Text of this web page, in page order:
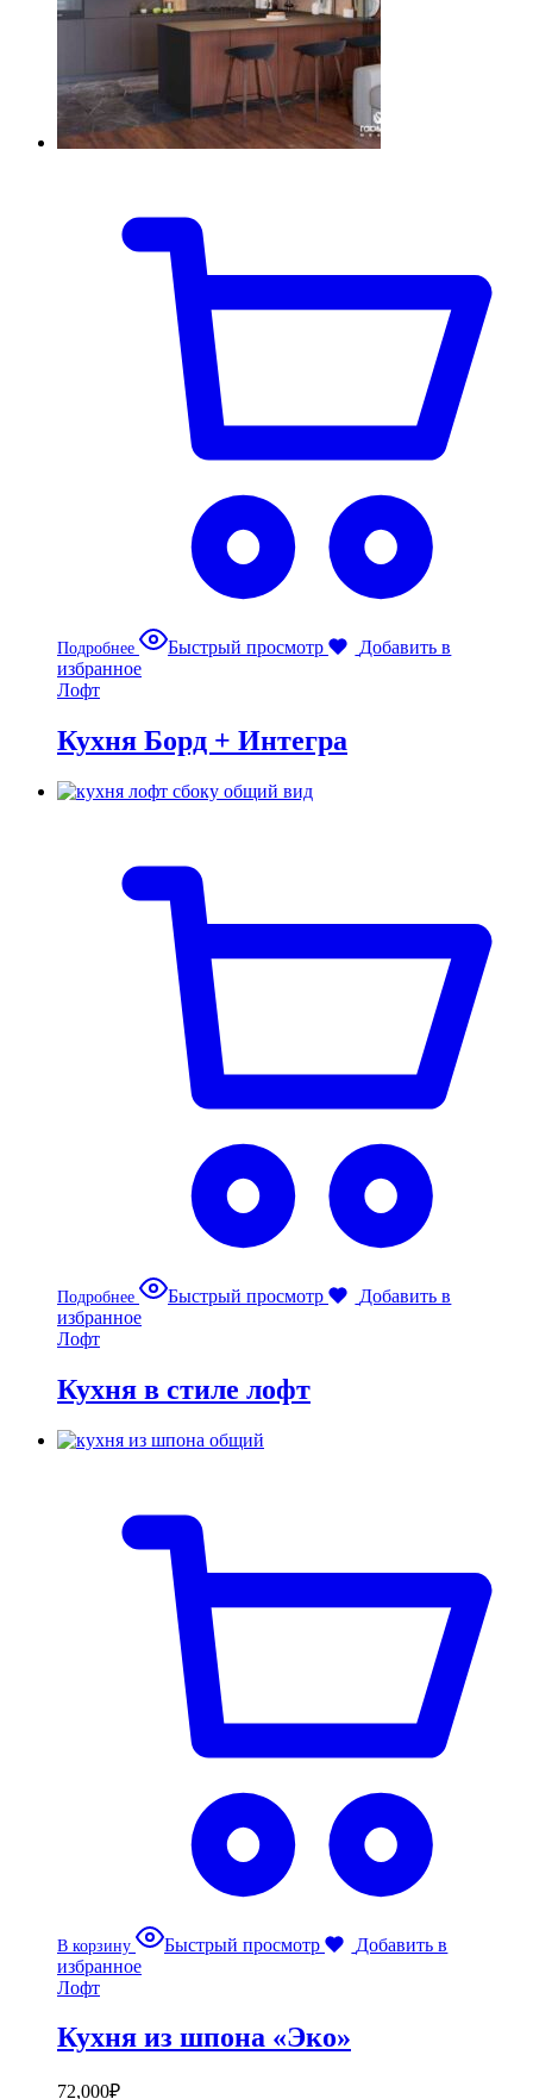
Подробнее Быстрый просмотр
Добавить в
избранное
Лофт
Кухня Борд + Интегра
Подробнее Быстрый просмотр
Добавить в
избранное
Лофт
Кухня в стиле лофт
В корзину Быстрый просмотр
Добавить в
избранное
Лофт
Кухня из шпона «Эко»
72,000₽